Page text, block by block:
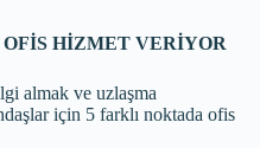
HİZMET VERİYOR
almak ve uzlaşma
için 5 farklı noktada ofis